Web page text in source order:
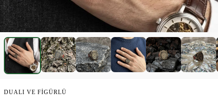
DUALI VE FIGÜRLÜ